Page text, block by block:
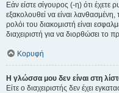
Εάν είστε σίγουρος (-η) ότι
εξακολουθεί να είναι
ρολόι του διακομιστή είναι
διαχειριστή για να διορθώσει το
Κορυφή
Η γλώσσα μου δεν είναι στη
Είτε ο διαχειριστής δεν έχει